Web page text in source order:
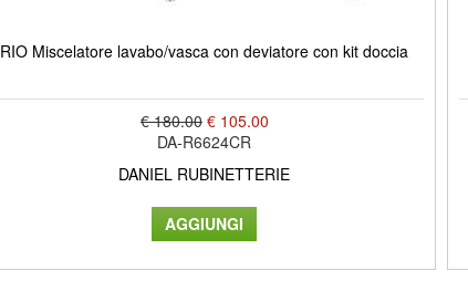
RIO Miscelatore lavabo/vasca con deviatore con kit doccia
€ 180.00 € 105.00
DA-R6624CR
DANIEL RUBINETTERIE